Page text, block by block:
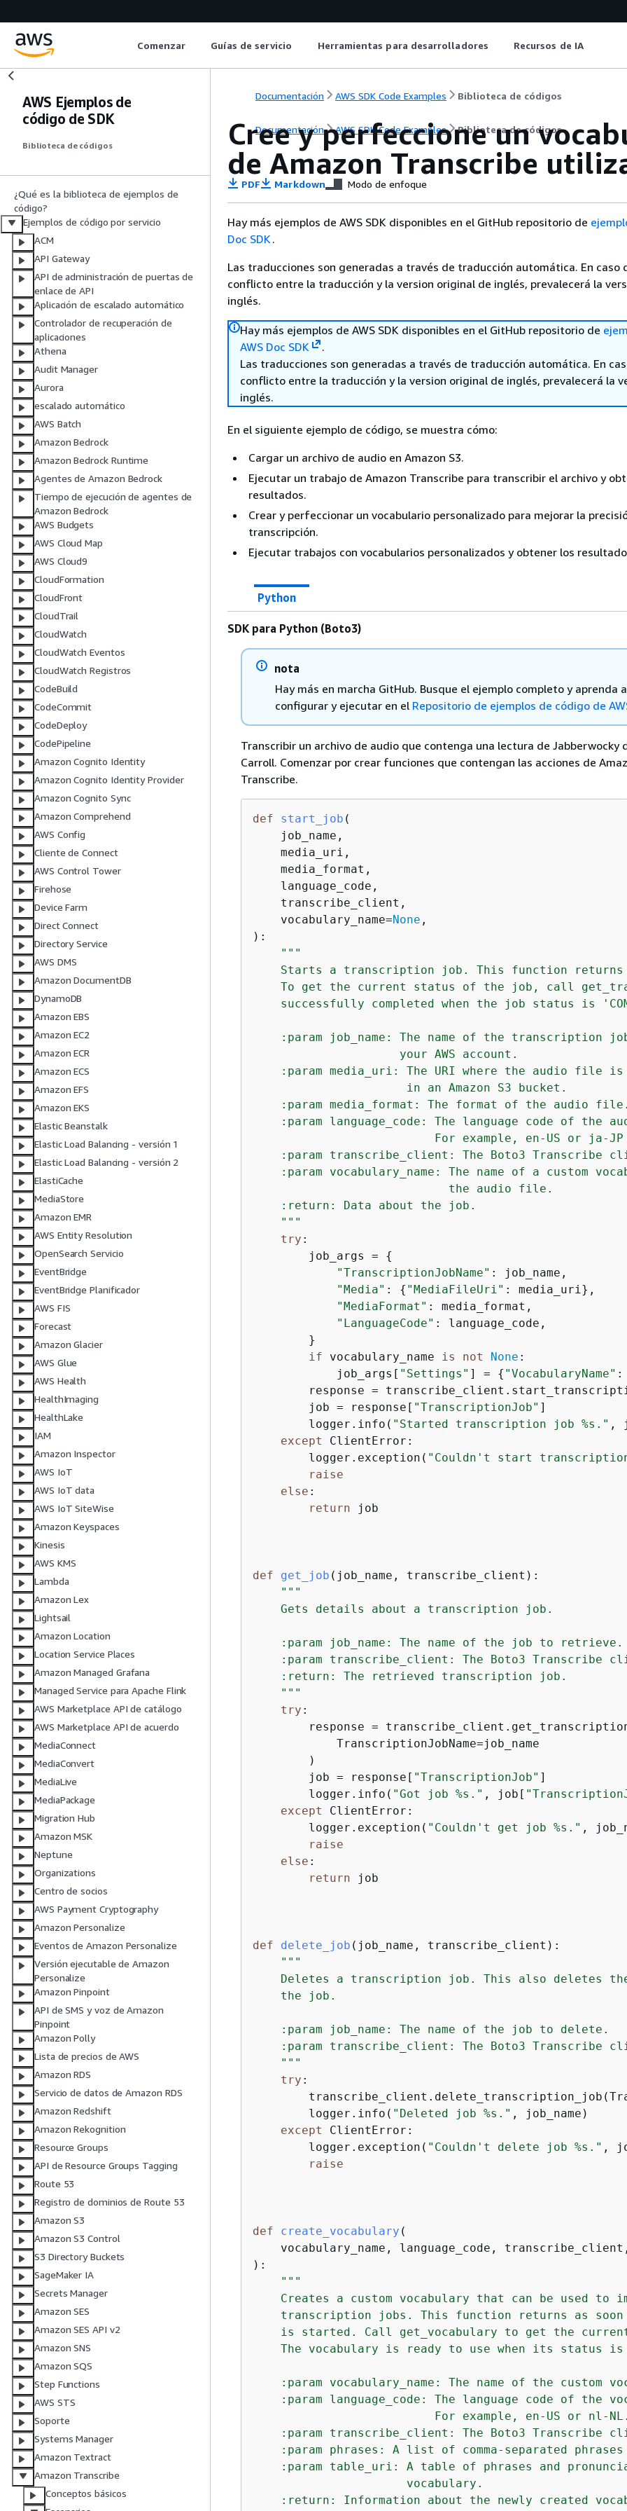
Comenzar Guías de servicio Herramientas para desarrolladores Recursos de IA
AWS Ejemplos de
código de SDK
Biblioteca de códigos
¿Qué es la biblioteca de ejemplos de
código?
Ejemplos de código por servicio
ACM
API Gateway
API de administración de puertas de
enlace de API
Aplicación de escalado automático
Controlador de recuperación de
aplicaciones
Athena
Audit Manager
Aurora
escalado automático
AWS Batch
Amazon Bedrock
Amazon Bedrock Runtime
Agentes de Amazon Bedrock
Tiempo de ejecución de agentes de
Amazon Bedrock
AWS Budgets
AWS Cloud Map
AWS Cloud9
CloudFormation
CloudFront
CloudTrail
CloudWatch
CloudWatch Eventos
CloudWatch Registros
CodeBuild
CodeCommit
CodeDeploy
CodePipeline
Amazon Cognito Identity
Amazon Cognito Identity Provider
Amazon Cognito Sync
Amazon Comprehend
AWS Config
Cliente de Connect
AWS Control Tower
Firehose
Device Farm
Direct Connect
Directory Service
AWS DMS
Amazon DocumentDB
DynamoDB
Amazon EBS
Amazon EC2
Amazon ECR
Amazon ECS
Amazon EFS
Amazon EKS
Elastic Beanstalk
Elastic Load Balancing - versión 1
Elastic Load Balancing - versión 2
ElastiCache
MediaStore
Amazon EMR
AWS Entity Resolution
OpenSearch Servicio
EventBridge
EventBridge Planificador
AWS FIS
Forecast
Amazon Glacier
AWS Glue
AWS Health
HealthImaging
HealthLake
IAM
Amazon Inspector
AWS IoT
AWS IoT data
AWS IoT SiteWise
Amazon Keyspaces
Kinesis
AWS KMS
Lambda
Amazon Lex
Lightsail
Amazon Location
Location Service Places
Amazon Managed Grafana
Managed Service para Apache Flink
AWS Marketplace API de catálogo
AWS Marketplace API de acuerdo
MediaConnect
MediaConvert
MediaLive
MediaPackage
Migration Hub
Amazon MSK
Neptune
Organizations
Centro de socios
AWS Payment Cryptography
Amazon Personalize
Eventos de Amazon Personalize
Versión ejecutable de Amazon
Personalize
Amazon Pinpoint
API de SMS y voz de Amazon
Pinpoint
Amazon Polly
Lista de precios de AWS
Amazon RDS
Servicio de datos de Amazon RDS
Amazon Redshift
Amazon Rekognition
Resource Groups
API de Resource Groups Tagging
Route 53
Registro de dominios de Route 53
Amazon S3
Amazon S3 Control
S3 Directory Buckets
SageMaker IA
Secrets Manager
Amazon SES
Amazon SES API v2
Amazon SNS
Amazon SQS
Step Functions
AWS STS
Soporte
Systems Manager
Amazon Textract
Amazon Transcribe
Conceptos básicos
Documentación AWS SDK Code Examples Biblioteca de códigos
Documentación AWS SDK Code Examples Biblioteca de códigos
Cree y perfeccione un
de Amazon Transcribe
PDF Markdown Modo de enfoque
Hay más ejemplos de AWS SDK disponibles en el GitHub repositorio de
Doc SDK.
Las traducciones son generadas a través de traducción automática. En caso
conflicto entre la traducción y la version original de inglés, prevalecerá la
inglés.
Hay más ejemplos de AWS SDK disponibles en el GitHub repositorio de
AWS Doc SDK
.
Las traducciones son generadas a través de traducción automática. En
conflicto entre la traducción y la version original de inglés, prevalecerá la
inglés.
En el siguiente ejemplo de código, se muestra cómo:
Cargar un archivo de audio en Amazon S3.
Ejecutar un trabajo de Amazon Transcribe para transcribir el archivo y
resultados.
Crear y perfeccionar un vocabulario personalizado para mejorar la
transcripción.
Ejecutar trabajos con vocabularios personalizados y obtener los
Python
SDK para Python (Boto3)
nota
Hay más en marcha GitHub. Busque el ejemplo completo y aprenda a
configurar y ejecutar en el Repositorio de ejemplos de código de
Transcribir un archivo de audio que contenga una lectura de Jabberwocky
Carroll. Comenzar por crear funciones que contengan las acciones de
Transcribe.
def start_job (
    job_name,
    media_uri,
    media_format,
    language_code,
    transcribe_client,
    vocabulary_name=
None
):
"""
Starts a transcription job. This function returns
To get the current status of the job, call
successfully completed when the job status is
:param job_name: The name of the transcription
                     your AWS account.
:param media_uri: The URI where the audio file is
                      in an Amazon S3 bucket.
:param media_format: The format of the audio
:param language_code: The language code of the
                          For example, en-US or ja-JP
:param transcribe_client: The Boto3 Transcribe
:param vocabulary_name: The name of a custom
                            the audio file.
    :return: Data about the job.
    """
try :
        job_args =
{
"TranscriptionJobName" : job_name,
"Media" : { "MediaFileUri" : media_uri},
"MediaFormat" : media_format,
"LanguageCode" : language_code,
        }
if vocabulary_name is not None :
            job_args[
"Settings" ] = { "VocabularyName" :
response =
        job = response[
"TranscriptionJob" ]
        logger.info(
"Started transcription job %s." ,
except ClientError:
        logger.exception(
"Couldn't start transcription
raise
else :
return job
def get_job ( job_name, transcribe_client ):
"""
    Gets details about a transcription job.
    :param job_name: The name of the job to retrieve.
:param transcribe_client: The Boto3 Transcribe
    :return: The retrieved transcription job.
    """
try :
response =
            TranscriptionJobName=job_name
        )
        job = response[
"TranscriptionJob" ]
        logger.info(
"Got job %s." , job[
except ClientError:
        logger.exception(
"Couldn't get job %s." ,
raise
else :
return job
def delete_job ( job_name, transcribe_client ):
"""
Deletes a transcription job. This also deletes
    the job.
    :param job_name: The name of the job to delete.
:param transcribe_client: The Boto3 Transcribe
    """
try :
        logger.info(
"Deleted job %s." , job_name)
except ClientError:
        logger.exception(
"Couldn't delete job %s." ,
raise
def create_vocabulary (
vocabulary_name, language_code,
):
"""
Creates a custom vocabulary that can be used to
transcription jobs. This function returns as soon
is started. Call get_vocabulary to get the
The vocabulary is ready to use when its status is
:param vocabulary_name: The name of the custom
:param language_code: The language code of the
                          For example, en-US or nl-NL.
:param transcribe_client: The Boto3 Transcribe
:param phrases: A list of comma-separated phrases
:param table_uri: A table of phrases and
                      vocabulary.
:return: Information about the newly created